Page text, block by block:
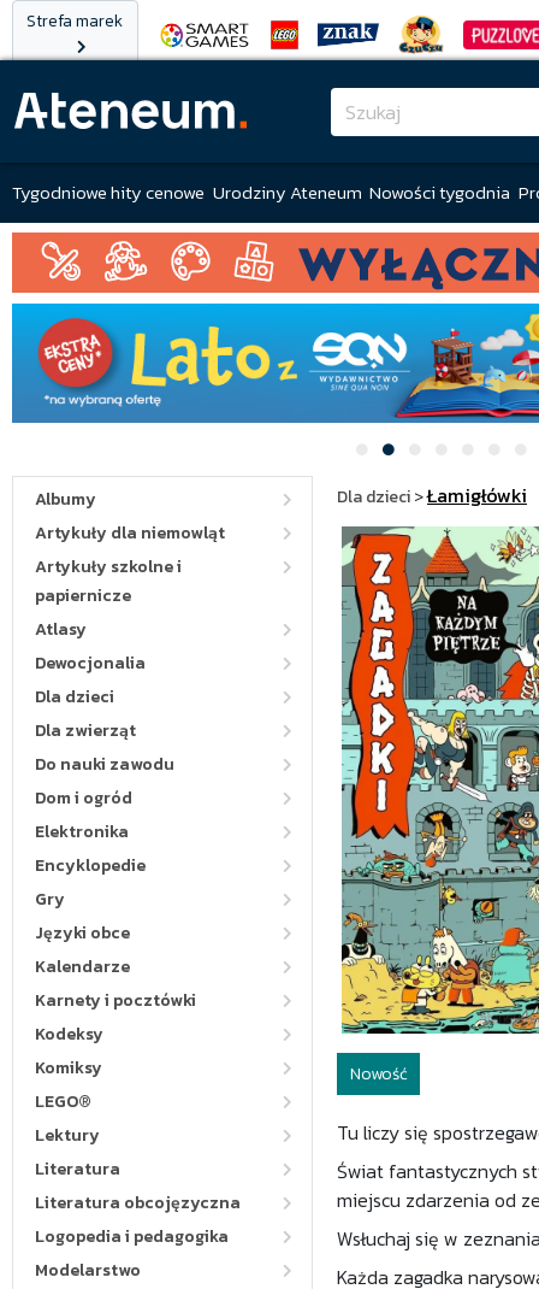
Strefa marek
Tygodniowe hity cenowe Urodziny Ateneum Nowości tygodnia
Albumy
Artykuły dla niemowląt
Artykuły szkolne i
papiernicze
Atlasy
Dewocjonalia
Dla dzieci
Dla zwierząt
Do nauki zawodu
Dom i ogród
Elektronika
Encyklopedie
Gry
Języki obce
Kalendarze
Karnety i pocztówki
Kodeksy
Komiksy
LEGO®
Lektury
Literatura
Literatura obcojęzyczna
Logopedia i pedagogika
Modelarstwo
Dla dzieci>Łamigłówki
Nowość
Tu liczy się
Świat fantastycznych
miejscu zdarzenia od
Wsłuchaj się w
Każda zagadka